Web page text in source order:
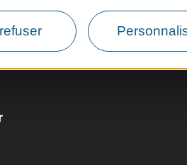
: 8h - 12h et 13h30 -